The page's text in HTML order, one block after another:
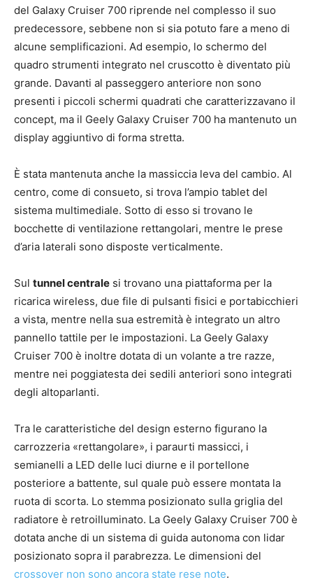
del Galaxy Cruiser 700 riprende nel complesso il suo
predecessore, sebbene non si sia potuto fare a meno di
alcune semplificazioni. Ad esempio, lo schermo del
quadro strumenti integrato nel cruscotto è diventato più
grande. Davanti al passeggero anteriore non sono
presenti i piccoli schermi quadrati che caratterizzavano il
concept, ma il Geely Galaxy Cruiser 700 ha mantenuto un
display aggiuntivo di forma stretta.
È stata mantenuta anche la massiccia leva del cambio. Al
centro, come di consueto, si trova l’ampio tablet del
sistema multimediale. Sotto di esso si trovano le
bocchette di ventilazione rettangolari, mentre le prese
d’aria laterali sono disposte verticalmente.
Sul tunnel centrale si trovano una piattaforma per la
ricarica wireless, due file di pulsanti fisici e portabicchieri
a vista, mentre nella sua estremità è integrato un altro
pannello tattile per le impostazioni. La Geely Galaxy
Cruiser 700 è inoltre dotata di un volante a tre razze,
mentre nei poggiatesta dei sedili anteriori sono integrati
degli altoparlanti.
Tra le caratteristiche del design esterno figurano la
carrozzeria «rettangolare», i paraurti massicci, i
semianelli a LED delle luci diurne e il portellone
posteriore a battente, sul quale può essere montata la
ruota di scorta. Lo stemma posizionato sulla griglia del
radiatore è retroilluminato. La Geely Galaxy Cruiser 700 è
dotata anche di un sistema di guida autonoma con lidar
posizionato sopra il parabrezza. Le dimensioni del
crossover non sono ancora state rese note.